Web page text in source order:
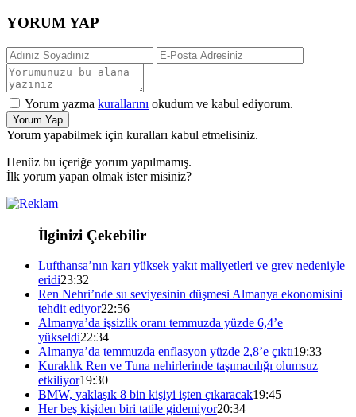
YORUM YAP
Yorum yazma kurallarını okudum ve kabul ediyorum.
Yorum Yap
Yorum yapabilmek için kuralları kabul etmelisiniz.
Henüz bu içeriğe yorum yapılmamış.
İlk yorum yapan olmak ister misiniz?
İlginizi Çekebilir
Lufthansa’nın karı yüksek yakıt maliyetleri ve grev nedeniyle
eridi23:32
Ren Nehri’nde su seviyesinin düşmesi Almanya ekonomisini
tehdit ediyor22:56
Almanya’da işsizlik oranı temmuzda yüzde 6,4’e
yükseldi22:34
Almanya’da temmuzda enflasyon yüzde 2,8’e çıktı19:33
Kuraklık Ren ve Tuna nehirlerinde taşımacılığı olumsuz
etkiliyor19:30
BMW, yaklaşık 8 bin kişiyi işten çıkaracak19:45
Her beş kişiden biri tatile gidemiyor20:34